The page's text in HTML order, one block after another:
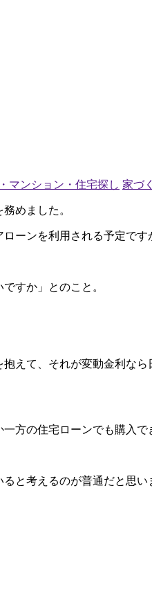
マンション・住宅探し 家づ
めました。
ーンを利用される予定で
すか」とのこと。
えて、それが変動金利な
方の住宅ローンでも購入で
と考えるのが普通だと思い